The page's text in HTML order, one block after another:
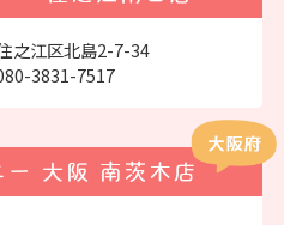
之江区北島2-7-34
3831-7517